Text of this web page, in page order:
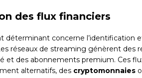
des flux financiers
déterminant concerne l’identification
réseaux de streaming génèrent des
et des abonnements premium. Ces
alternatifs, des cryptomonnaies